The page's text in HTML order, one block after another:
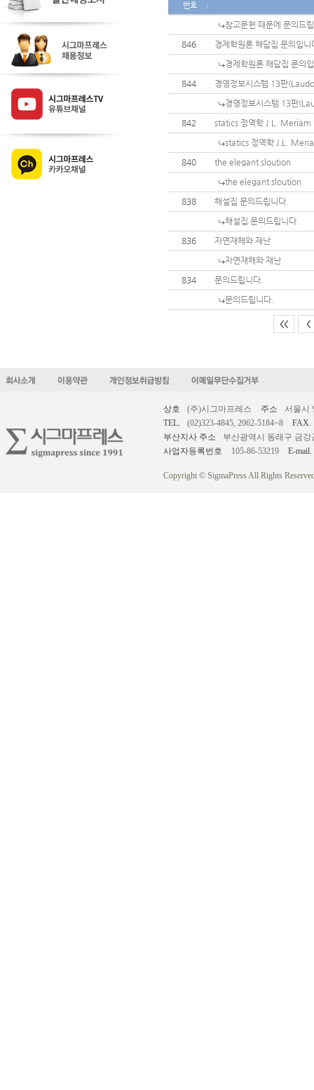
번호
참고문헌 때문에 문의드
846
경제학원론 해답집 문의입니
경제학원론 해답집 문의
844
경영정보시스템 13판
경영정보시스템 13판
842
statics 정역학 J.L. Meriam
statics 정역학 J.L.
840
the elegant sloution
the elegant sloution
838
해설집 문의드립니다.
해설집 문의드립니다.
836
자연재해와 재난
자연재해와 재난
834
문의드립니다.
문의드립니다.
<< <
상호 (주)시그마프레스 주소
서울시
TEL.
(02)323-4845, 2062-5184~8
FAX.
부산지사 주소
부산광역시 동래구 금강
사업자등록번호
105-86-53219 E-mail.
Copyright © SigmaPress All Rights